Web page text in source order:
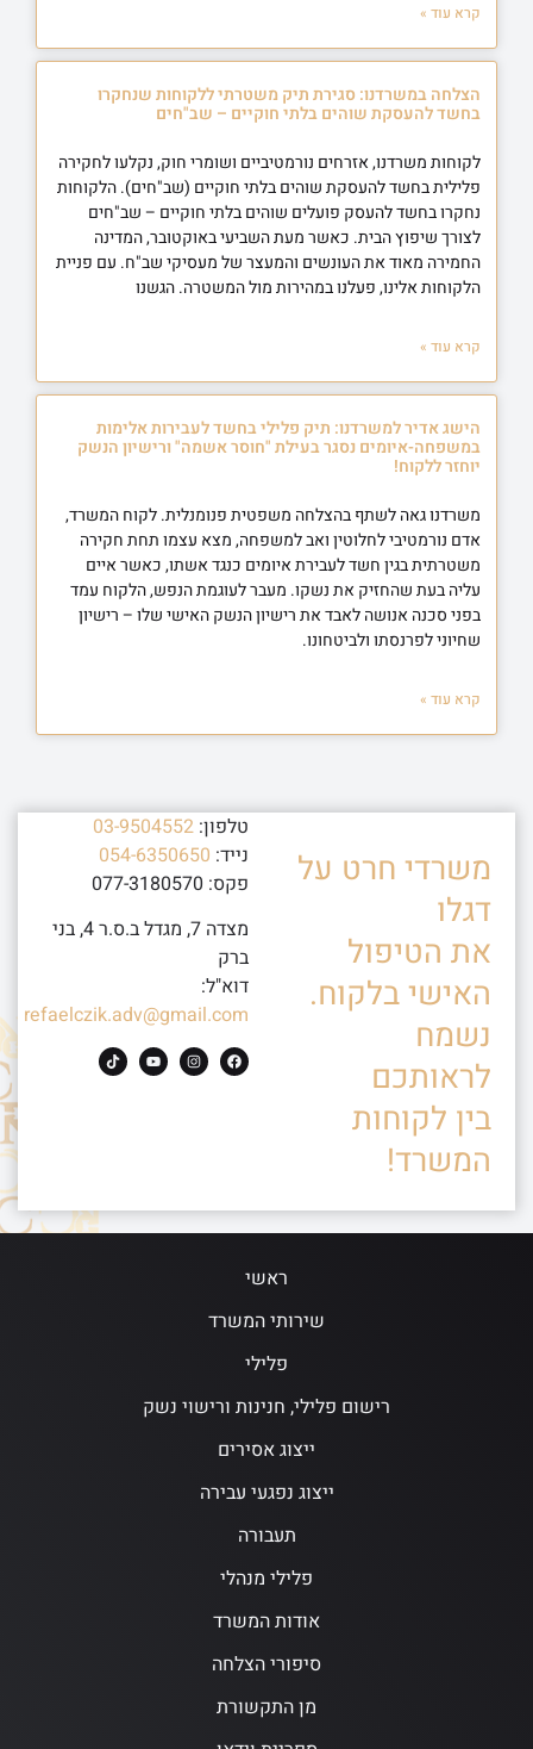
קרא עוד »
הצלחה במשרדנו: סגירת תיק משטרתי ללקוחות שנחקרו
בחשד להעסקת שוהים בלתי חוקיים – שב"חים
לקוחות משרדנו, אזרחים נורמטיביים ושומרי חוק, נקלעו לחקירה
פלילית בחשד להעסקת שוהים בלתי חוקיים (שב"חים). הלקוחות
נחקרו בחשד להעסק פועלים שוהים בלתי חוקיים – שב"חים
לצורך שיפוץ הבית. כאשר מעת השביעי באוקטובר, המדינה
החמירה מאוד את העונשים והמעצר של מעסיקי שב"ח. עם פניית
הלקוחות אלינו, פעלנו במהירות מול המשטרה. הגשנו
קרא עוד »
הישג אדיר למשרדנו: תיק פלילי בחשד לעבירות אלימות
במשפחה-איומים נסגר בעילת "חוסר אשמה" ורישיון הנשק
יוחזר ללקוח!
משרדנו גאה לשתף בהצלחה משפטית פנומנלית. לקוח המשרד,
אדם נורמטיבי לחלוטין ואב למשפחה, מצא עצמו תחת חקירה
משטרתית בגין חשד לעבירת איומים כנגד אשתו, כאשר איים
עליה בעת שהחזיק את נשקו. מעבר לעוגמת הנפש, הלקוח עמד
בפני סכנה אנושה לאבד את רישיון הנשק האישי שלו – רישיון
שחיוני לפרנסתו ולביטחונו.
קרא עוד »
משרדי חרט על
דגלו
את הטיפול
האישי בלקוח.
נשמח
לראותכם
בין לקוחות
המשרד!
טלפון: 03-9504552
נייד: 054-6350650
פקס: 077-3180570
מצדה 7, מגדל ב.ס.ר 4, בני
ברק
דוא"ל:
refaelczik.adv@gmail.com
ראשי
שירותי המשרד
פלילי
רישום פלילי, חנינות ורישוי נשק
ייצוג אסירים
ייצוג נפגעי עבירה
תעבורה
פלילי מנהלי
אודות המשרד
סיפורי הצלחה
מן התקשורת